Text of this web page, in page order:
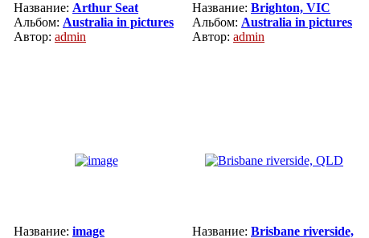
Название: Arthur Seat
Альбом: Australia in pictures
Автор: admin
Название: Brighton, VIC
Альбом: Australia in pictures
Автор: admin
Название: image
Название: Brisbane riverside,